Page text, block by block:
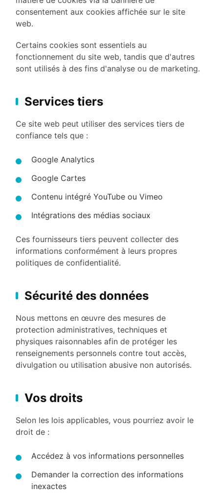
consentement aux cookies affichée sur le site
web.
Certains cookies sont essentiels au
fonctionnement du site web, tandis que d'autres
sont utilisés à des fins d'analyse ou de marketing.
Services tiers
Ce site web peut utiliser des services tiers de
confiance tels que :
Google Analytics
Google Cartes
Contenu intégré YouTube ou Vimeo
Intégrations des médias sociaux
Ces fournisseurs tiers peuvent collecter des
informations conformément à leurs propres
politiques de confidentialité.
Sécurité des données
Nous mettons en œuvre des mesures de
protection administratives, techniques et
physiques raisonnables afin de protéger les
renseignements personnels contre tout accès,
divulgation ou utilisation abusive non autorisés.
Vos droits
Selon les lois applicables, vous pourriez avoir le
droit de :
Accédez à vos informations personnelles
Demander la correction des informations
inexactes